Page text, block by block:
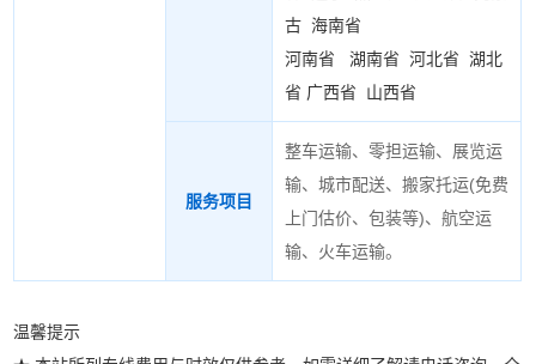
古 海南省
河南省
湖南省 河北省 湖北
省 广西省 山西省
服务项目
整车运输、零担运输、展览运
输、城市配送、搬家托运(免费
上门估价、包装等)、航空运
输、火车运输。
温馨提示